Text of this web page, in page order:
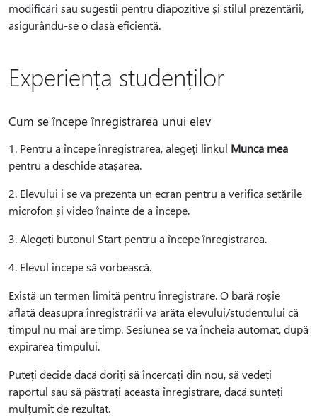
modificări sau sugestii pentru diapozitive și stilul prezentării,
asigurându-se o clasă eficientă.
Experiența studenților
Cum se începe înregistrarea unui elev
1. Pentru a începe înregistrarea, alegeți linkul Munca mea
pentru a deschide atașarea.
2. Elevului i se va prezenta un ecran pentru a verifica setările
microfon și video înainte de a începe.
3. Alegeți butonul Start pentru a începe înregistrarea.
4. Elevul începe să vorbească.
Există un termen limită pentru înregistrare. O bară roșie
aflată deasupra înregistrării va arăta elevului/studentului că
timpul nu mai are timp. Sesiunea se va încheia automat, după
expirarea timpului.
Puteți decide dacă doriți să încercați din nou, să vedeți
raportul sau să păstrați această înregistrare, dacă sunteți
mulțumit de rezultat.